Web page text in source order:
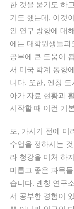
한 것을 묻기도 하
기도 했는데, 이것
인 연구 방향에 대
에는 대학원생들과
공부에 큰 도움이
서 미국 학계 동향
니다. 또한, 옌칭
아가 자료 현황과
시작할 때 이런 기
또, 가시기 전에 미
수업을 정하시는
라 청강을 미처 하
미롭고 좋은 과목
습니다. 옌칭 연구
서 공부한 경험이